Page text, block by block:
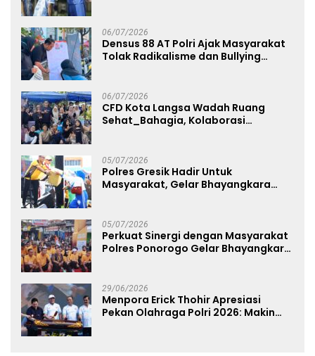
06/07/2026
Densus 88 AT Polri Ajak Masyarakat
Tolak Radikalisme dan Bullying
06/07/2026
CFD Kota Langsa Wadah Ruang
Sehat_Bahagia, Kolaborasi
05/07/2026
Polres Gresik Hadir Untuk
Masyarakat, Gelar Bhayangkara
05/07/2026
Perkuat Sinergi dengan Masyarakat
Polres Ponorogo Gelar Bhayangkara
29/06/2026
Menpora Erick Thohir Apresiasi
Pekan Olahraga Polri 2026: Makin